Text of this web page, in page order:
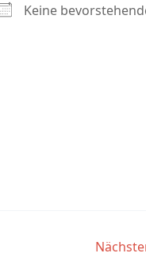
Keine